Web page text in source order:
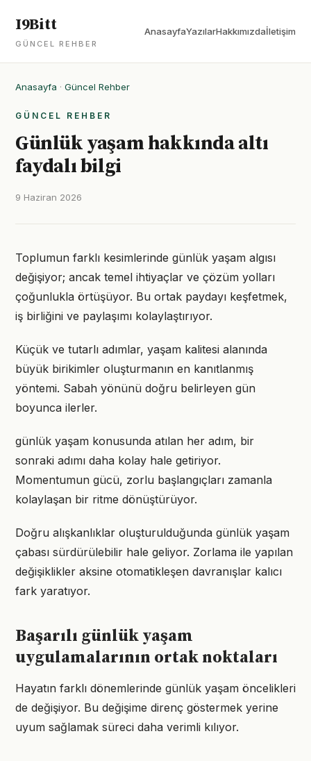
I9Bitt
GÜNCEL REHBER
AnasayfaYazılarHakkımızdaİletişim
Anasayfa · Güncel Rehber
GÜNCEL REHBER
Günlük yaşam hakkında altı
faydalı bilgi
9 Haziran 2026
Toplumun farklı kesimlerinde günlük yaşam algısı
değişiyor; ancak temel ihtiyaçlar ve çözüm yolları
çoğunlukla örtüşüyor. Bu ortak paydayı keşfetmek,
iş birliğini ve paylaşımı kolaylaştırıyor.
Küçük ve tutarlı adımlar, yaşam kalitesi alanında
büyük birikimler oluşturmanın en kanıtlanmış
yöntemi. Sabah yönünü doğru belirleyen gün
boyunca ilerler.
günlük yaşam konusunda atılan her adım, bir
sonraki adımı daha kolay hale getiriyor.
Momentumun gücü, zorlu başlangıçları zamanla
kolaylaşan bir ritme dönüştürüyor.
Doğru alışkanlıklar oluşturulduğunda günlük yaşam
çabası sürdürülebilir hale geliyor. Zorlama ile yapılan
değişiklikler aksine otomatikleşen davranışlar kalıcı
fark yaratıyor.
Başarılı günlük yaşam
uygulamalarının ortak noktaları
Hayatın farklı dönemlerinde günlük yaşam öncelikleri
de değişiyor. Bu değişime direnç göstermek yerine
uyum sağlamak süreci daha verimli kılıyor.